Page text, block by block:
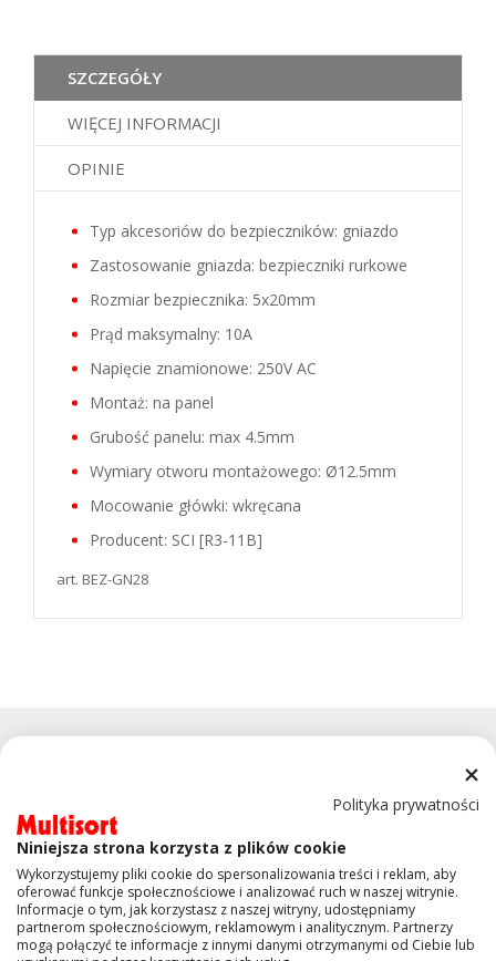
SZCZEGÓŁY
WIĘCEJ INFORMACJI
OPINIE
Typ akcesoriów do bezpieczników: gniazdo
Zastosowanie gniazda: bezpieczniki rurkowe
Rozmiar bezpiecznika: 5x20mm
Prąd maksymalny: 10A
Napięcie znamionowe: 250V AC
Montaż: na panel
Grubość panelu: max 4.5mm
Wymiary otworu montażowego: Ø12.5mm
Mocowanie główki: wkręcana
Producent: SCI [R3-11B]
art. BEZ-GN28
KONTAKT
OBSŁUGA KLIENTA
Polityka prywatności
Niniejsza strona korzysta z plików cookie
Wykorzystujemy pliki cookie do spersonalizowania treści i reklam, aby
oferować funkcje społecznościowe i analizować ruch w naszej witrynie.
Informacje o tym, jak korzystasz z naszej witryny, udostępniamy
partnerom społecznościowym, reklamowym i analitycznym. Partnerzy
mogą połączyć te informacje z innymi danymi otrzymanymi od Ciebie lub